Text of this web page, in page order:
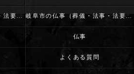
岐阜市の仏事（葬儀・法事・法要）･浄土真宗本願寺派 志賀山 妙徳寺の評判 岐阜市の仏事（葬儀・法事・法要）･浄土真宗本願寺派 志賀山 妙徳寺のお客様の声
仏事
よくある質問